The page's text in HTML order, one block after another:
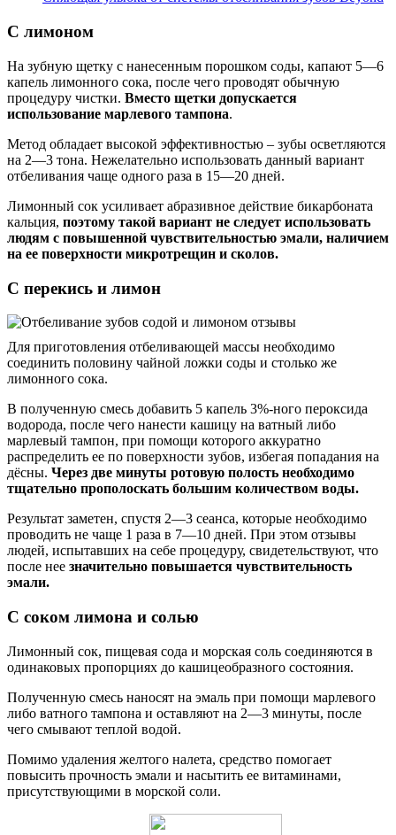
С лимоном
На зубную щетку с нанесенным порошком соды, капают 5—6
капель лимонного сока, после чего проводят обычную
процедуру чистки. Вместо щетки допускается
использование марлевого тампона.
Метод обладает высокой эффективностью – зубы осветляются
на 2—3 тона. Нежелательно использовать данный вариант
отбеливания чаще одного раза в 15—20 дней.
Лимонный сок усиливает абразивное действие бикарбоната
кальция, поэтому такой вариант не следует использовать
людям с повышенной чувствительностью эмали, наличием
на ее поверхности микротрещин и сколов.
С перекись и лимон
Для приготовления отбеливающей массы необходимо
соединить половину чайной ложки соды и столько же
лимонного сока.
В полученную смесь добавить 5 капель 3%-ного пероксида
водорода, после чего нанести кашицу на ватный либо
марлевый тампон, при помощи которого аккуратно
распределить ее по поверхности зубов, избегая попадания на
дёсны. Через две минуты ротовую полость необходимо
тщательно прополоскать большим количеством воды.
Результат заметен, спустя 2—3 сеанса, которые необходимо
проводить не чаще 1 раза в 7—10 дней. При этом отзывы
людей, испытавших на себе процедуру, свидетельствуют, что
после нее значительно повышается чувствительность
эмали.
С соком лимона и солью
Лимонный сок, пищевая сода и морская соль соединяются в
одинаковых пропорциях до кашицеобразного состояния.
Полученную смесь наносят на эмаль при помощи марлевого
либо ватного тампона и оставляют на 2—3 минуты, после
чего смывают теплой водой.
Помимо удаления желтого налета, средство помогает
повысить прочность эмали и насытить ее витаминами,
присутствующими в морской соли.